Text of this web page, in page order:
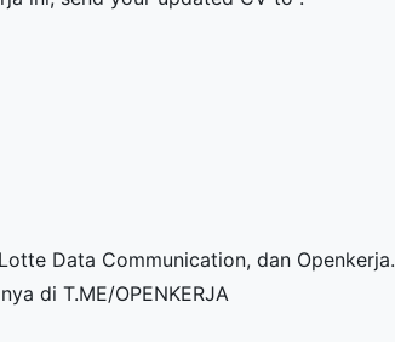
Data Communication, dan Openkerja.
diT.ME/OPENKERJA